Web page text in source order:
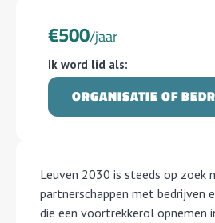
€500/jaar
Ik word lid als:
ORGANISATIE OF
Leuven 2030 is steeds op zoek
partnerschappen met bedrijven
die een voortrekkerol opnemen